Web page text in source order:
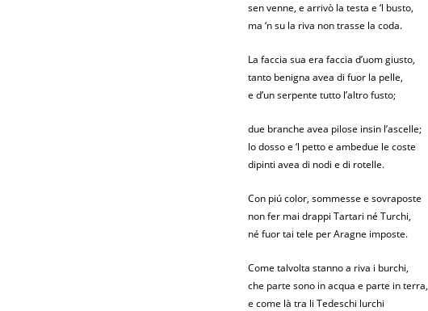
sen venne, e arrivò la testa e ‘l busto,
ma ‘n su la riva non trasse la coda.
La faccia sua era faccia d’uom giusto,
tanto benigna avea di fuor la pelle,
e d’un serpente tutto l’altro fusto;
due branche avea pilose insin l’ascelle;
lo dosso e ‘l petto e ambedue le coste
dipinti avea di nodi e di rotelle.
Con piú color, sommesse e sovraposte
non fer mai drappi Tartari né Turchi,
né fuor tai tele per Aragne imposte.
Come talvolta stanno a riva i burchi,
che parte sono in acqua e parte in terra,
e come là tra li Tedeschi lurchi